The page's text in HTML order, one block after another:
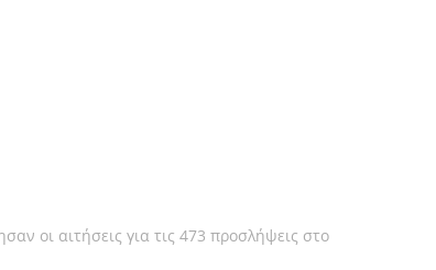
οι αιτήσεις για τις 473 προσλήψεις στο